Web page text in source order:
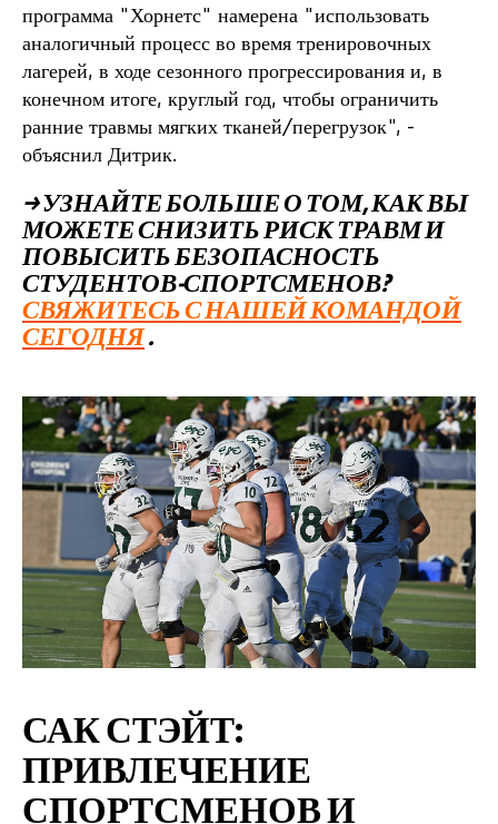
программа "Хорнетс" намерена "использовать
аналогичный процесс во время тренировочных
лагерей, в ходе сезонного прогрессирования и, в
конечном итоге, круглый год, чтобы ограничить
ранние травмы мягких тканей/перегрузок", -
объяснил Дитрик.
→УЗНАЙТЕ БОЛЬШЕ О ТОМ, КАК ВЫ
МОЖЕТЕ СНИЗИТЬ РИСК ТРАВМ И
ПОВЫСИТЬ БЕЗОПАСНОСТЬ
СТУДЕНТОВ-СПОРТСМЕНОВ?
СВЯЖИТЕСЬ С НАШЕЙ КОМАНДОЙ
СЕГОДНЯ.
САК СТЭЙТ:
ПРИВЛЕЧЕНИЕ
СПОРТСМЕНОВ И